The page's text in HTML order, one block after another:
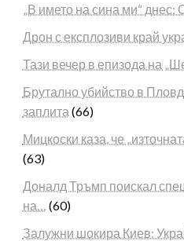
„В името на сина ми“ днес:
Дрон с експлозиви край
Тази вечер в епизода на
Брутално убийство в
заплита (66)
Мицкоски каза, че
(63)
Доналд Тръмп поискал
на…
(60)
Залужни шокира Киев: